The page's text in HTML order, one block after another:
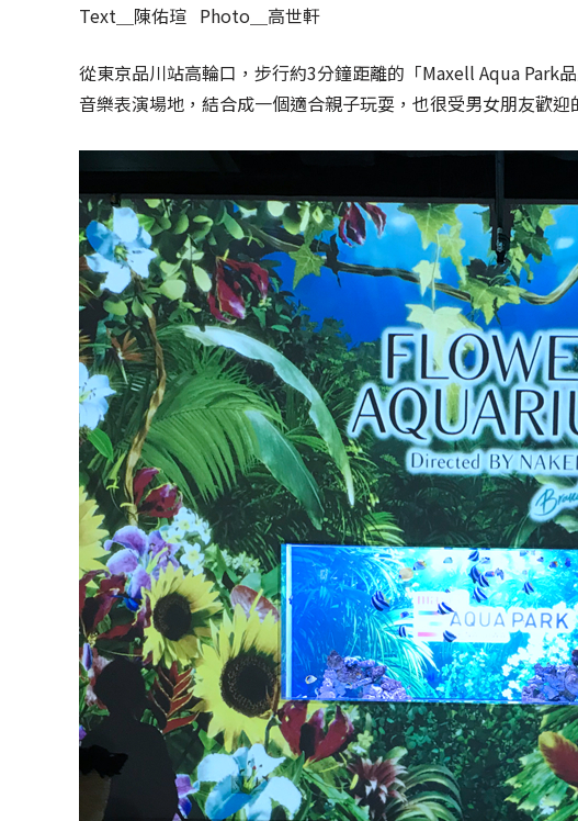
Text＿陳佑瑄 Photo＿高世軒
從東京品川站高輪口，步行約3分鐘距離的「Maxell Aqua Park
音樂表演場地，結合成一個適合親子玩耍，也很受男女朋友歡迎